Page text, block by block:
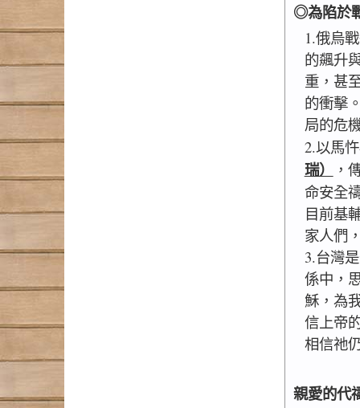
◎為陷於
1.俄烏
的飆升
重，甚
的衝擊
局的危
2.以馬
瑞）
，
命安全
目前基
家人們
3.台灣
係中，
穌，為
信上帝
相信祂
親愛的代